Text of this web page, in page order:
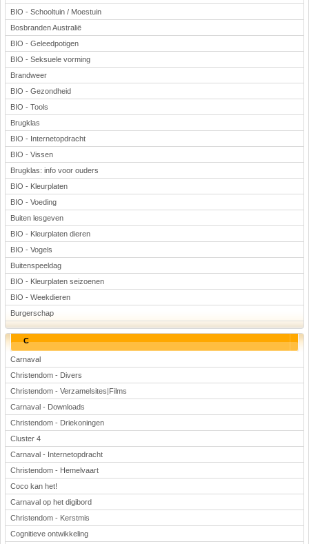
BIO - Schooltuin / Moestuin
Bosbranden Australië
BIO - Geleedpotigen
BIO - Seksuele vorming
Brandweer
BIO - Gezondheid
BIO - Tools
Brugklas
BIO - Internetopdracht
BIO - Vissen
Brugklas: info voor ouders
BIO - Kleurplaten
BIO - Voeding
Buiten lesgeven
BIO - Kleurplaten dieren
BIO - Vogels
Buitenspeeldag
BIO - Kleurplaten seizoenen
BIO - Weekdieren
Burgerschap
C
Carnaval
Christendom - Divers
Christendom - Verzamelsites|Films
Carnaval - Downloads
Christendom - Driekoningen
Cluster 4
Carnaval - Internetopdracht
Christendom - Hemelvaart
Coco kan het!
Carnaval op het digibord
Christendom - Kerstmis
Cognitieve ontwikkeling